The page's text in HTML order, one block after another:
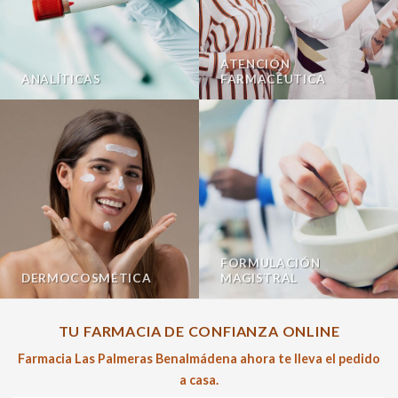
ANALÍTICAS
ATENCIÓN
FARMACÉUTICA
DERMOCOSMÉTICA
FORMULACIÓN
MAGISTRAL
TU FARMACIA DE CONFIANZA ONLINE
Farmacia Las Palmeras Benalmádena ahora te lleva el pedido
a casa.